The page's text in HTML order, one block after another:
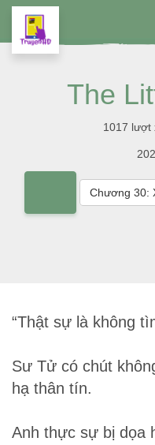
The
1017 lượt
Chương 30:
“Thật sự là không
Sư Tử có chút
hạ thân tín.
Anh thực sự bị dọa